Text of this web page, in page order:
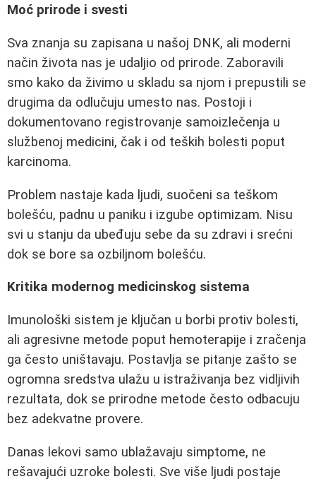
Moć prirode i svesti
Sva znanja su zapisana u našoj DNK, ali moderni
način života nas je udaljio od prirode. Zaboravili
smo kako da živimo u skladu sa njom i prepustili se
drugima da odlučuju umesto nas. Postoji i
dokumentovano registrovanje samoizlečenja u
službenoj medicini, čak i od teških bolesti poput
karcinoma.
Problem nastaje kada ljudi, suočeni sa teškom
bolešću, padnu u paniku i izgube optimizam. Nisu
svi u stanju da ubeđuju sebe da su zdravi i srećni
dok se bore sa ozbiljnom bolešću.
Kritika modernog medicinskog sistema
Imunološki sistem je ključan u borbi protiv bolesti,
ali agresivne metode poput hemoterapije i zračenja
ga često uništavaju. Postavlja se pitanje zašto se
ogromna sredstva ulažu u istraživanja bez vidljivih
rezultata, dok se prirodne metode često odbacuju
bez adekvatne provere.
Danas lekovi samo ublažavaju simptome, ne
rešavajući uzroke bolesti. Sve više ljudi postaje